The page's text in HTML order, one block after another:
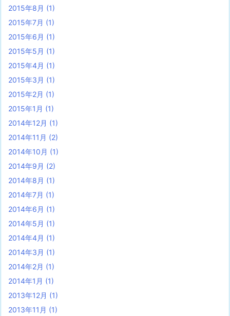
2015年8月 (1)
2015年7月 (1)
2015年6月 (1)
2015年5月 (1)
2015年4月 (1)
2015年3月 (1)
2015年2月 (1)
2015年1月 (1)
2014年12月 (1)
2014年11月 (2)
2014年10月 (1)
2014年9月 (2)
2014年8月 (1)
2014年7月 (1)
2014年6月 (1)
2014年5月 (1)
2014年4月 (1)
2014年3月 (1)
2014年2月 (1)
2014年1月 (1)
2013年12月 (1)
2013年11月 (1)